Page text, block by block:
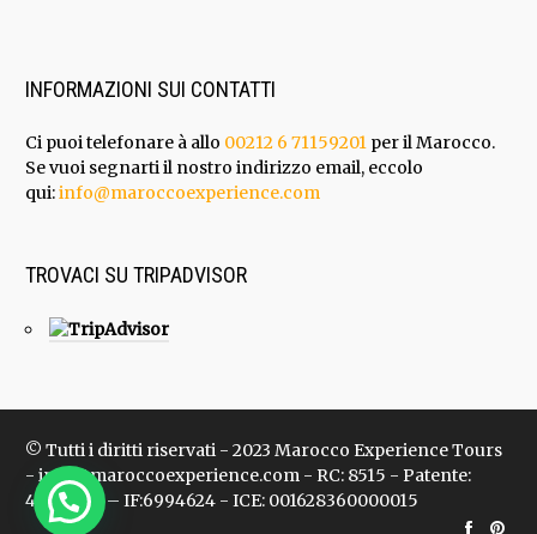
INFORMAZIONI SUI CONTATTI
Ci puoi telefonare à allo 00212 6 71159201 per il Marocco.
Se vuoi segnarti il nostro indirizzo email, eccolo
qui:info@maroccoexperience.com
TROVACI SU TRIPADVISOR
© Tutti i diritti riservati - 2023 Marocco Experience Tours
- info@maroccoexperience.com - RC: 8515 - Patente:
47136624 – IF:6994624 - ICE: 001628360000015